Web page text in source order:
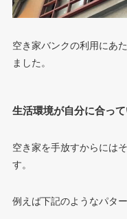
空き家バンクの利用にあ
ました。
生活環境が自分に合っ
空き家を手放すからには
す。
例えば下記のようなパタ